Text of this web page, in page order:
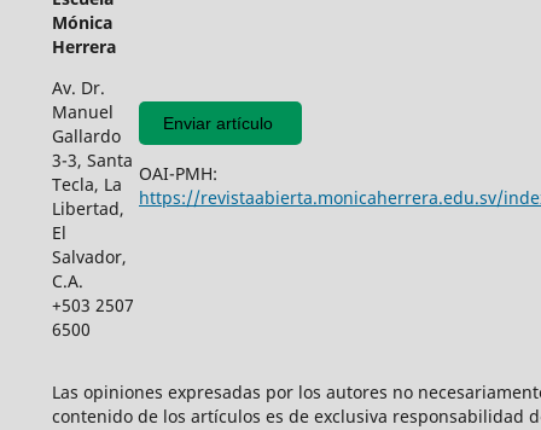
Mónica
Herrera
Av. Dr.
Manuel
Gallardo
3-3, Santa
Tecla, La
Libertad,
El
Salvador,
C.A.
+503 2507
6500
Enviar artículo
OAI-PMH:
https://revistaabierta.monicaherrera.edu.sv/
Las opiniones expresadas por los autores no
contenido de los artículos es de exclusiva responsabilidad